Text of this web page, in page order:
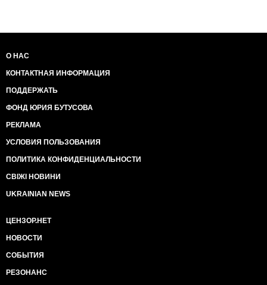
О НАС
КОНТАКТНАЯ ИНФОРМАЦИЯ
ПОДДЕРЖАТЬ
ФОНД ЮРИЯ БУТУСОВА
РЕКЛАМА
УСЛОВИЯ ПОЛЬЗОВАНИЯ
ПОЛИТИКА КОНФИДЕНЦИАЛЬНОСТИ
СВІЖІ НОВИНИ
UKRAINIAN NEWS
ЦЕНЗОР.НЕТ
НОВОСТИ
СОБЫТИЯ
РЕЗОНАНС